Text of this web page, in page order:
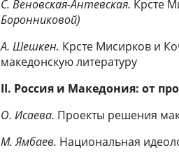
С. Веновская-Антевская. Крсте
Боронниковой)
А. Шешкен. Крсте Мисирков и
македонскую литературу
II. Россия и Македония: от
О. Исаева. Проекты решения
М. Ямбаев. Национальная